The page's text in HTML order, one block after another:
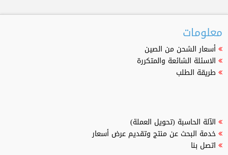
معلومات
أسعار الشحن من الصين
الاسئلة الشائعة والمتكررة
طريقة الطلب
الآلة الحاسبة (تحويل العملة)
خدمة البحث عن منتج وتقديم عرض أسعار
اتصل بنا